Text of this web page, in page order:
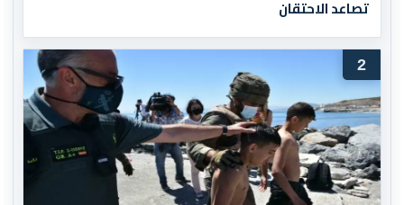
تصاعد الاحتقان
2